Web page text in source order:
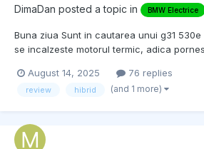
DimaDan posted a topic in BMW Electrice
Buna ziua Sunt in cautarea unui g31
se incalzeste motorul termic, adica
temperatura necesara pentru a nu
August 14, 2025 76 replies
review hibrid (and 1 more)